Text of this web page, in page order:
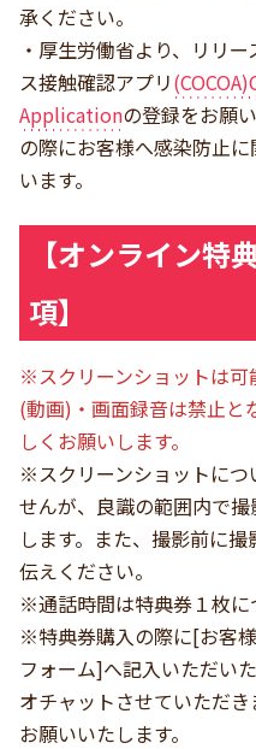
承ください。
・厚生労働省より、リリ
ス接触確認アプリ
Applicationの登録をお願
の際にお客様へ感染防止
います。
【オンライン特
項】
※スクリーンショットは可
(動画)・画面録音は禁止と
しくお願いします。
※スクリーンショットにつ
せんが、良識の範囲内で
します。また、撮影前に
伝えください。
※通話時間は特典券１枚に
※特典券購入の際に[お客
フォーム]へ記入いただい
オチャットさせていただ
お願いいたします。